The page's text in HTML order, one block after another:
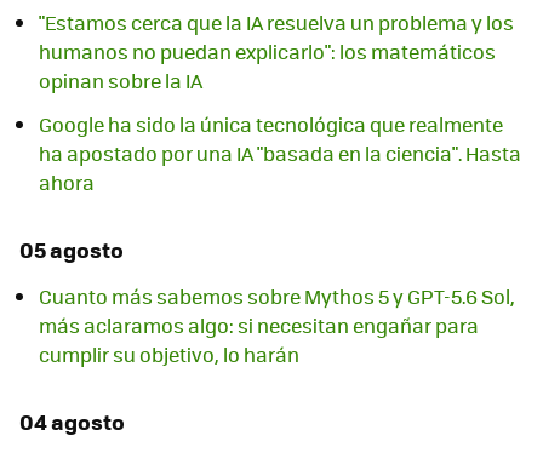
"Estamos cerca que la IA resuelva un problema y los
humanos no puedan explicarlo": los matemáticos
opinan sobre la IA
Google ha sido la única tecnológica que realmente
ha apostado por una IA "basada en la ciencia". Hasta
ahora
05 agosto
Cuanto más sabemos sobre Mythos 5 y GPT-5.6 Sol,
más aclaramos algo: si necesitan engañar para
cumplir su objetivo, lo harán
04 agosto